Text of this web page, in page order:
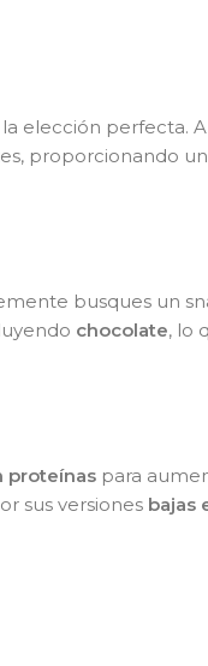
la elección perfecta.
proporcionando
busques un
chocolate, lo
proteínas para
sus versiones bajas